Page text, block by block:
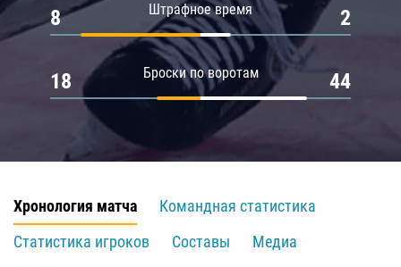
Штрафное время
8 2
Броски по воротам
18 44
Хронология матча
Командная статистика
Статистика игроков
Составы
Медиа